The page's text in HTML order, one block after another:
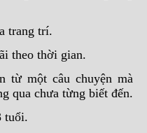
trang trí.
theo thời gian.
từ một câu chuyện mà
qua chưa từng biết đến.
tuổi.